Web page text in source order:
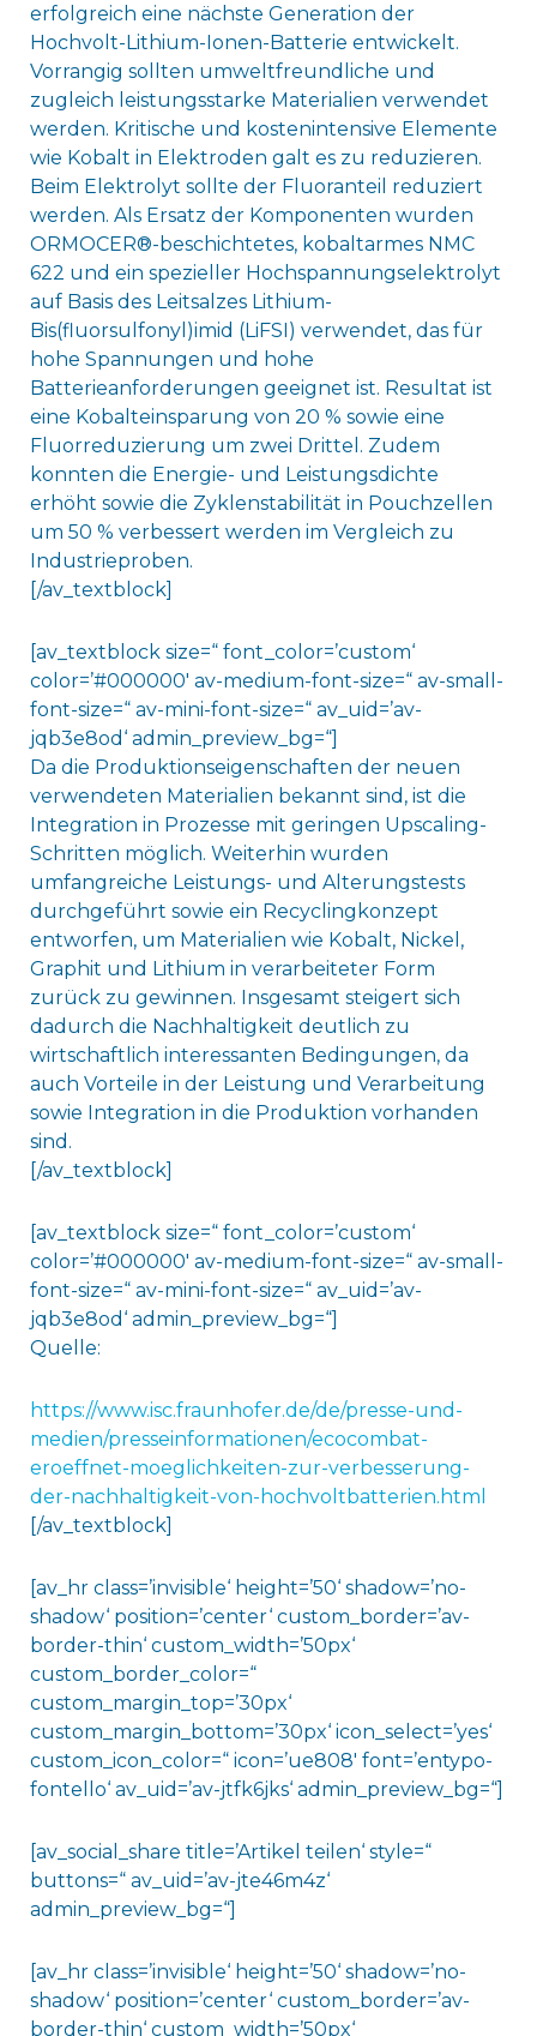
erfolgreich eine nächste Generation der
Hochvolt-Lithium-Ionen-Batterie entwickelt.
Vorrangig sollten umweltfreundliche und
zugleich leistungsstarke Materialien verwendet
werden. Kritische und kostenintensive Elemente
wie Kobalt in Elektroden galt es zu reduzieren.
Beim Elektrolyt sollte der Fluoranteil reduziert
werden. Als Ersatz der Komponenten wurden
ORMOCER®-beschichtetes, kobaltarmes NMC
622 und ein spezieller Hochspannungselektrolyt
auf Basis des Leitsalzes Lithium-
Bis(fluorsulfonyl)imid (LiFSI) verwendet, das für
hohe Spannungen und hohe
Batterieanforderungen geeignet ist. Resultat ist
eine Kobalteinsparung von 20 % sowie eine
Fluorreduzierung um zwei Drittel. Zudem
konnten die Energie- und Leistungsdichte
erhöht sowie die Zyklenstabilität in Pouchzellen
um 50 % verbessert werden im Vergleich zu
Industrieproben.
[/av_textblock]
[av_textblock size=“ font_color=’custom‘
color=’#000000′ av-medium-font-size=“ av-small-
font-size=“ av-mini-font-size=“ av_uid=’av-
jqb3e8od‘ admin_preview_bg=“]
Da die Produktionseigenschaften der neuen
verwendeten Materialien bekannt sind, ist die
Integration in Prozesse mit geringen Upscaling-
Schritten möglich. Weiterhin wurden
umfangreiche Leistungs- und Alterungstests
durchgeführt sowie ein Recyclingkonzept
entworfen, um Materialien wie Kobalt, Nickel,
Graphit und Lithium in verarbeiteter Form
zurück zu gewinnen. Insgesamt steigert sich
dadurch die Nachhaltigkeit deutlich zu
wirtschaftlich interessanten Bedingungen, da
auch Vorteile in der Leistung und Verarbeitung
sowie Integration in die Produktion vorhanden
sind.
[/av_textblock]
[av_textblock size=“ font_color=’custom‘
color=’#000000′ av-medium-font-size=“ av-small-
font-size=“ av-mini-font-size=“ av_uid=’av-
jqb3e8od‘ admin_preview_bg=“]
Quelle:
https://www.isc.fraunhofer.de/de/presse-und-
medien/presseinformationen/ecocombat-
eroeffnet-moeglichkeiten-zur-verbesserung-
der-nachhaltigkeit-von-hochvoltbatterien.html
[/av_textblock]
[av_hr class=’invisible‘ height=’50‘ shadow=’no-
shadow‘ position=’center‘ custom_border=’av-
border-thin‘ custom_width=’50px‘
custom_border_color=“
custom_margin_top=’30px‘
custom_margin_bottom=’30px‘ icon_select=’yes‘
custom_icon_color=“ icon=’ue808′ font=’entypo-
fontello‘ av_uid=’av-jtfk6jks‘ admin_preview_bg=“]
[av_social_share title=’Artikel teilen‘ style=“
buttons=“ av_uid=’av-jte46m4z‘
admin_preview_bg=“]
[av_hr class=’invisible‘ height=’50‘ shadow=’no-
shadow‘ position=’center‘ custom_border=’av-
border-thin‘ custom_width=’50px‘